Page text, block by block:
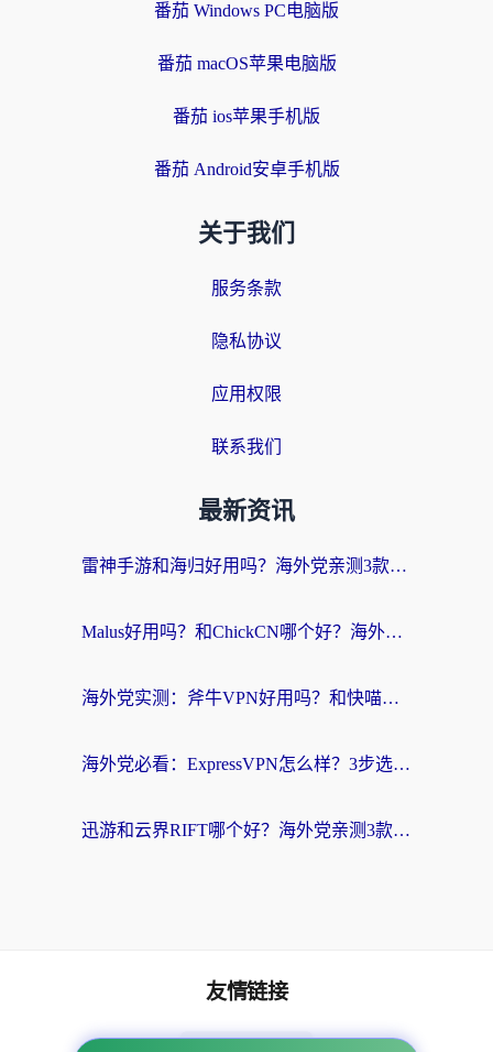
番茄 Windows PC电脑版
番茄 macOS苹果电脑版
番茄 ios苹果手机版
番茄 Android安卓手机版
关于我们
服务条款
隐私协议
应用权限
联系我们
最新资讯
雷神手游和海归好用吗？海外党亲测3款热门回国加速器+番茄加速器深度体验
Malus好用吗？和ChickCN哪个好？海外党亲测：选对回国加速器，追剧游戏不卡顿
海外党实测：斧牛VPN好用吗？和快喵VPN对比哪个回国效果更好？附3款热门加速器深度分析
海外党必看：ExpressVPN怎么样？3步选对回国加速器，无缝刷国内剧玩手游
迅游和云界RIFT哪个好？海外党亲测3款回国加速器，教你无缝刷国内剧玩游戏
友情链接